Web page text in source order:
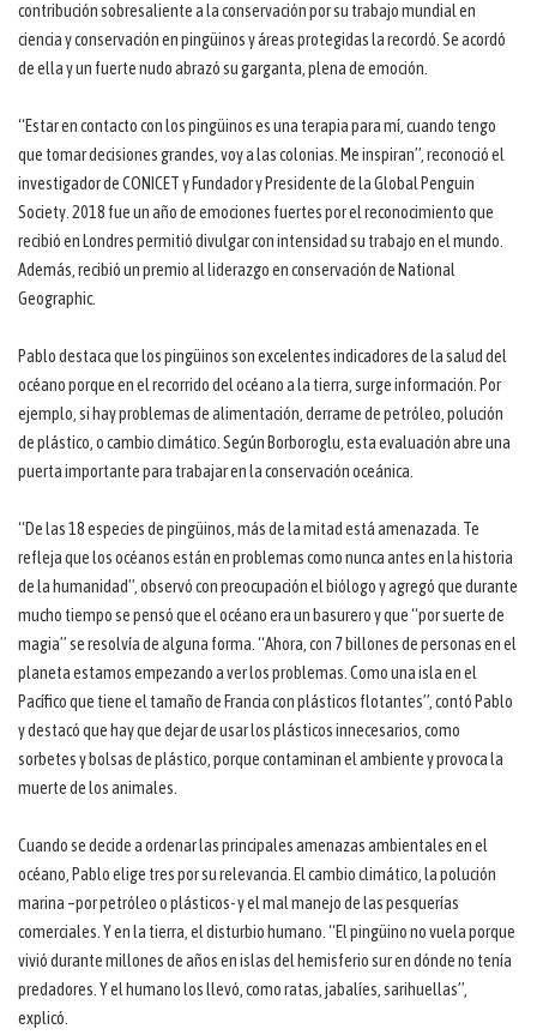
contribución sobresaliente a la conservación por su trabajo mundial en
ciencia y conservación en pingüinos y áreas protegidas la recordó. Se acordó
de ella y un fuerte nudo abrazó su garganta, plena de emoción.
“Estar en contacto con los pingüinos es una terapia para mí, cuando tengo
que tomar decisiones grandes, voy a las colonias. Me inspiran”, reconoció el
investigador de CONICET y Fundador y Presidente de la Global Penguin
Society. 2018 fue un año de emociones fuertes por el reconocimiento que
recibió en Londres permitió divulgar con intensidad su trabajo en el mundo.
Además, recibió un premio al liderazgo en conservación de National
Geographic.
Pablo destaca que los pingüinos son excelentes indicadores de la salud del
océano porque en el recorrido del océano a la tierra, surge información. Por
ejemplo, si hay problemas de alimentación, derrame de petróleo, polución
de plástico, o cambio climático. Según Borboroglu, esta evaluación abre una
puerta importante para trabajar en la conservación oceánica.
“De las 18 especies de pingüinos, más de la mitad está amenazada. Te
refleja que los océanos están en problemas como nunca antes en la historia
de la humanidad”, observó con preocupación el biólogo y agregó que durante
mucho tiempo se pensó que el océano era un basurero y que “por suerte de
magia” se resolvía de alguna forma. “Ahora, con 7 billones de personas en el
planeta estamos empezando a ver los problemas. Como una isla en el
Pacífico que tiene el tamaño de Francia con plásticos flotantes”, contó Pablo
y destacó que hay que dejar de usar los plásticos innecesarios, como
sorbetes y bolsas de plástico, porque contaminan el ambiente y provoca la
muerte de los animales.
Cuando se decide a ordenar las principales amenazas ambientales en el
océano, Pablo elige tres por su relevancia. El cambio climático, la polución
marina –por petróleo o plásticos- y el mal manejo de las pesquerías
comerciales. Y en la tierra, el disturbio humano. “El pingüino no vuela porque
vivió durante millones de años en islas del hemisferio sur en dónde no tenía
predadores. Y el humano los llevó, como ratas, jabalíes, sarihuellas”,
explicó.